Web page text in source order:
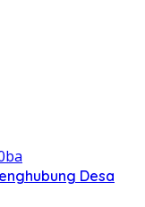
Desa